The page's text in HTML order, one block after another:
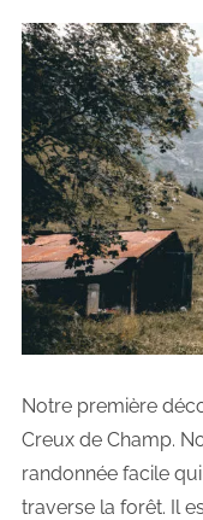
Notre première
Creux de Champ.
randonnée facile
traverse la forêt. Il